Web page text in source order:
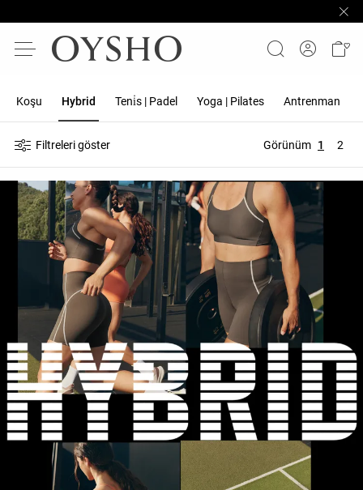
Koşu Hybrid Teni̇s | Padel Yoga | Pilates Antrenman
Filtreleri göster Görünüm 1 2